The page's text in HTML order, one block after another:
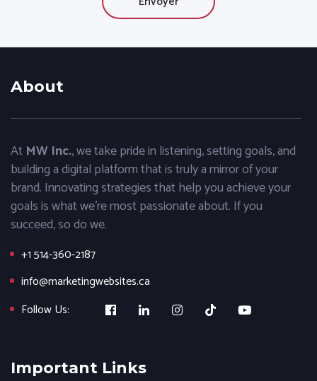
About
At MW Inc., we take pride in listening, setting goals, and
building a digital platform that is truly a mirror of your
brand. Innovating strategies that help you achieve your
goals is what we’re most passionate about. If you
succeed, so do we.
+1 514-360-2187
info@marketingwebsites.ca
Follow Us:
Important Links